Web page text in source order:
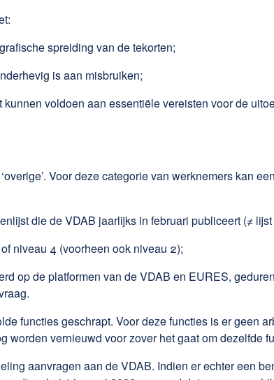
spreiding van de tekorten;
is aan misbruiken;
voldoen aan essentiële vereisten voor de
Voor deze categorie van werknemers kan
die de VDAB jaarlijks in februari publiceert (≠
niveau 4 (voorheen ook niveau 2);
op de platformen van de VDAB en EURES,
functies geschrapt. Voor deze functies is er geen
vernieuwd voor zover het gaat om dezelfde
aanvragen aan de VDAB. Indien er echter een